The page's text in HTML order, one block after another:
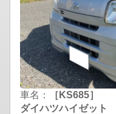
車名：
［KS685］
ダイハツハイゼット